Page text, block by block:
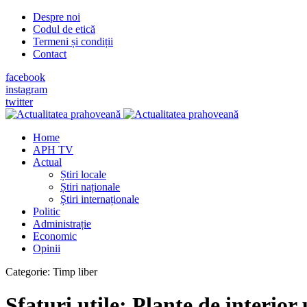
Despre noi
Codul de etică
Termeni și condiții
Contact
facebook
instagram
twitter
Home
APH TV
Actual
Știri locale
Știri naționale
Știri internaționale
Politic
Administrație
Economic
Opinii
Categorie: Timp liber